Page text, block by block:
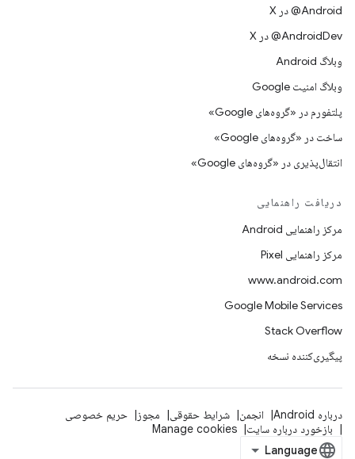
‫‎@Android در X
‫‎@AndroidDev در X
وبلاگ Android
وبلاگ امنیت Google
پلتفورم در «گروه‌های Google»
ساخت در «گروه‌های Google»
انتقال‌پذیری در «گروه‌های Google»
دریافت راهنمایی
مرکز راهنمایی Android
مرکز راهنمایی Pixel
www.android.com
Google Mobile Services
Stack Overflow
پیگیری‌کننده نسخه
درباره Android انجمن شرایط حقوقی مجوز
حریم خصوصی
بازخورد درباره سایت
Manage cookies